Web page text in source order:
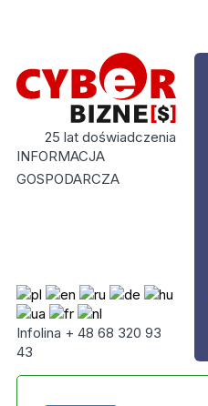
25 lat doświadczenia
INFORMACJA
GOSPODARCZA
Infolina + 48 68 320 93
43